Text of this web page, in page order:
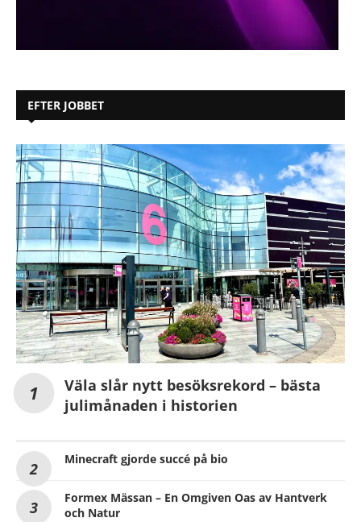
EFTER JOBBET
Väla slår nytt besöksrekord – bästa
julimånaden i historien
Minecraft gjorde succé på bio
Formex Mässan – En Omgiven Oas av Hantverk
och Natur